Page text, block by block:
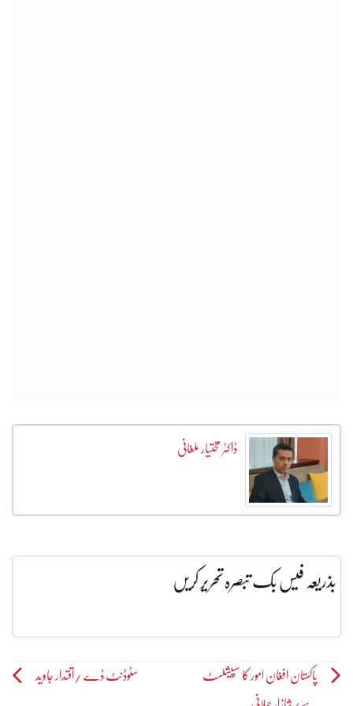
ڈاکٹر مختیار ملغانی
بذریعہ فیس بک تبصرہ تحریر کریں
Postپاکستان افغان امور کا سپیشلسٹ سٹوڈنٹ ڈے /اقتدار جاوید